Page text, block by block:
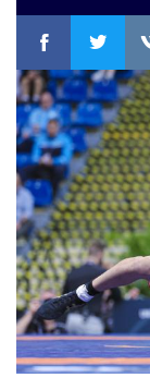
Facebook